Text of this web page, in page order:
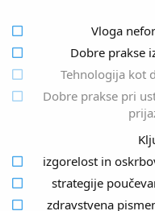
Vloga
Dobre prakse
Tehnologija kot
Dobre prakse pri
izgorelost in
strategije
zdravstvena